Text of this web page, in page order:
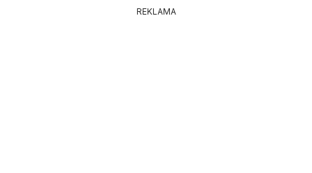
REKLAMA